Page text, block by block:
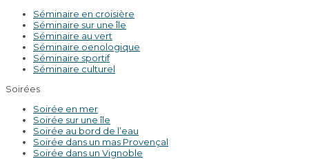
Séminaire en croisière
Séminaire sur une île
Séminaire au vert
Séminaire oenologique
Séminaire sportif
Séminaire culturel
Soirées
Soirée en mer
Soirée sur une île
Soirée au bord de l’eau
Soirée dans un mas Provençal
Soirée dans un Vignoble